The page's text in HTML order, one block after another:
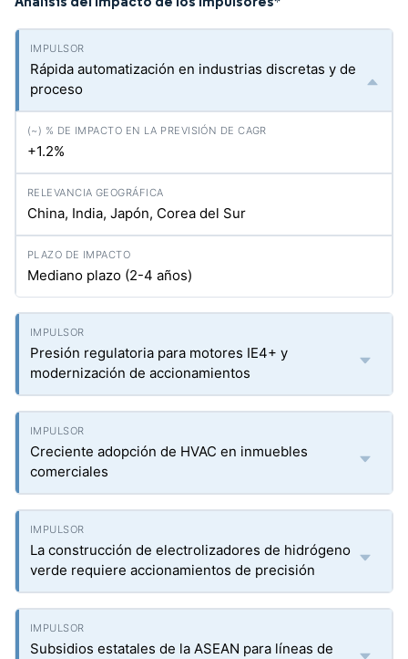
Rápida automatización en industrias discretas y de
proceso
+1.2%
China, India, Japón, Corea del Sur
Mediano plazo (2-4 años)
Presión regulatoria para motores IE4+ y
modernización de accionamientos
Creciente adopción de HVAC en inmuebles
comerciales
La construcción de electrolizadores de hidrógeno
verde requiere accionamientos de precisión
Subsidios estatales de la ASEAN para líneas de